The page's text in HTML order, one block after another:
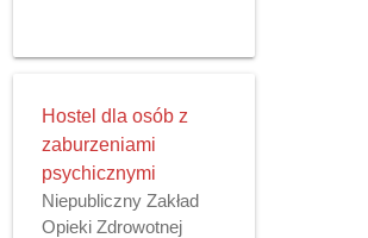
Hostel dla osób z
zaburzeniami
psychicznymi
Niepubliczny Zakład
Opieki Zdrowotnej